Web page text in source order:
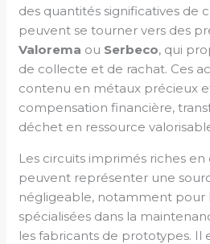
des quantités significatives de
peuvent se tourner vers des
Valorema ou Serbeco, qui
de collecte et de rachat. Ces
contenu en métaux précieux
compensation financière,
déchet en ressource
Les circuits imprimés riches
peuvent représenter une
négligeable, notamment pour
spécialisées dans la
les fabricants de prototypes. Il